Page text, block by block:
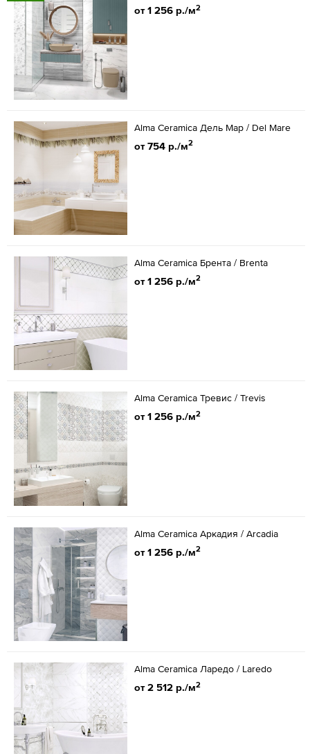
от 1 256 р./м2
Alma Ceramica Дель Мар / Del Mare
от 754 р./м2
Alma Ceramica Брента / Brenta
от 1 256 р./м2
Alma Ceramica Тревис / Trevis
от 1 256 р./м2
Alma Ceramica Аркадия / Arcadia
от 1 256 р./м2
Alma Ceramica Ларедо / Laredo
от 2 512 р./м2